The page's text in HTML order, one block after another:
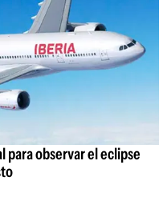
para observar el eclipse